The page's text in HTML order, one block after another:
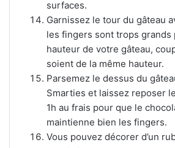
surfaces.
Garnissez le tour du gâteau
les fingers sont trops grands
hauteur de votre gâteau,
soient de la même hauteur.
Parsemez le dessus du
Smarties et laissez reposer
1h au frais pour que le
maintienne bien les fingers.
Vous pouvez décorer d’un